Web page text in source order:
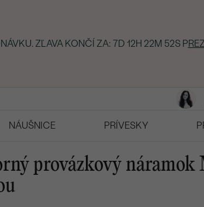
ZĽAVA KONČÍ ZA:7D 12H 22M 51SP
NÁUŠNICE PRÍVESKY
provázkový náramok